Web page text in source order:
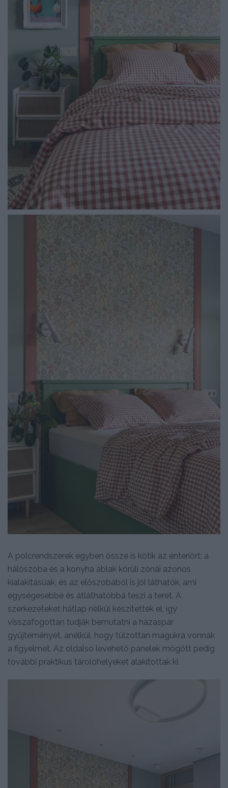
A polcrendszerek egyben össze is kötik az enteriőrt: a
hálószoba és a konyha ablak körüli zónái azonos
kialakításúak, és az előszobából is jól láthatók, ami
egységesebbé és átláthatóbbá teszi a teret. A
szerkezeteket hátlap nélkül készítették el, így
visszafogottan tudják bemutatni a házaspár
gyűjteményét, anélkül, hogy túlzottan magukra vonnák
a figyelmet. Az oldalsó levehető panelek mögött pedig
további praktikus tárolóhelyeket alakítottak ki.